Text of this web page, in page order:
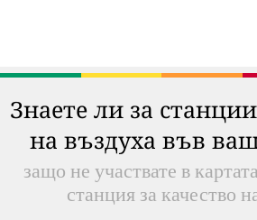
Знаете ли за
на въздуха във
защо не участвате в
станция за качество